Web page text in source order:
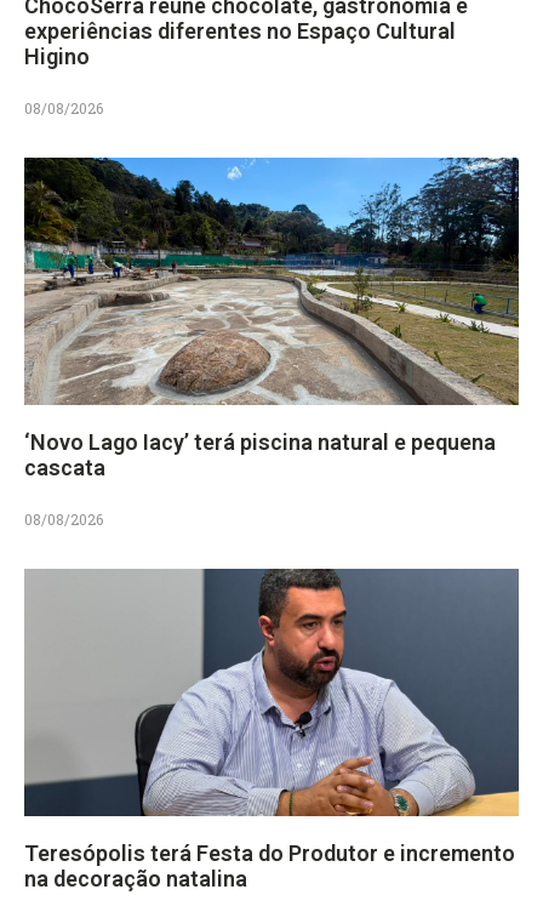
ChocoSerra reúne chocolate, gastronomia e
experiências diferentes no Espaço Cultural
Higino
08/08/2026
‘Novo Lago Iacy’ terá piscina natural e pequena
cascata
08/08/2026
Teresópolis terá Festa do Produtor e incremento
na decoração natalina